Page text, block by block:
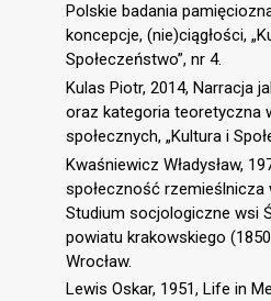
Polskie badania
koncepcje, (nie)ciągłości,
Społeczeństwo”, nr 4.
Kulas Piotr, 2014, Narracja
oraz kategoria teoretyczna
społecznych, „Kultura i
Kwaśniewicz Władysław,
społeczność rzemieślnicza
Studium socjologiczne wsi
powiatu krakowskiego
Wrocław.
Lewis Oskar, 1951, Life in